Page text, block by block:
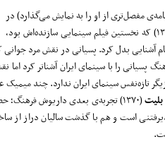
مفصل‌تری از او را به نمایش می‌گذارد) در
(۱۳۶۵) که نخستین فیلم سینمایی سازنده‌اش بود،
آشنایی بدل کرد. پسیانی در نقش مرد
پسیانی را با سینمای ایران آشنا‌تر کرد
تازه‌نفس سینمای ایران ندارد. چند
بلیت
(۱۳۷۰) تجربه‌ی بعدی داریوش
است و هم با گذشت سالیان دراز از